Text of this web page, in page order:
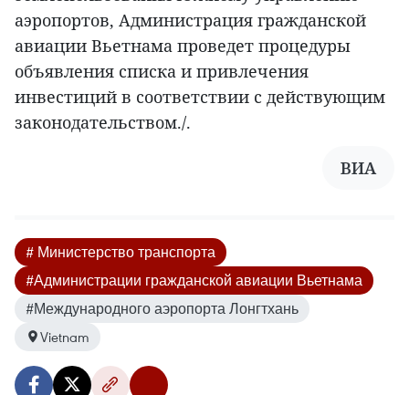
аэропортов, Администрация гражданской
авиации Вьетнама проведет процедуры
объявления списка и привлечения
инвестиций в соответствии с действующим
законодательством./.
ВИА
# Министерство транспорта
#Администрации гражданской авиации Вьетнама
#Международного аэропорта Лонгтхань
Vietnam